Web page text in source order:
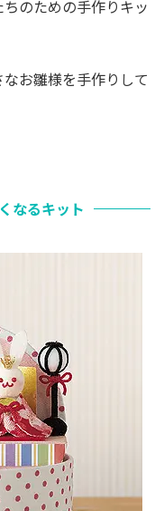
のための手作りキッ
お雛様を手作りして
なるキット